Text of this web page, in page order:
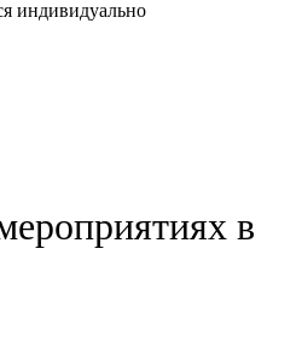
индивидуально
в